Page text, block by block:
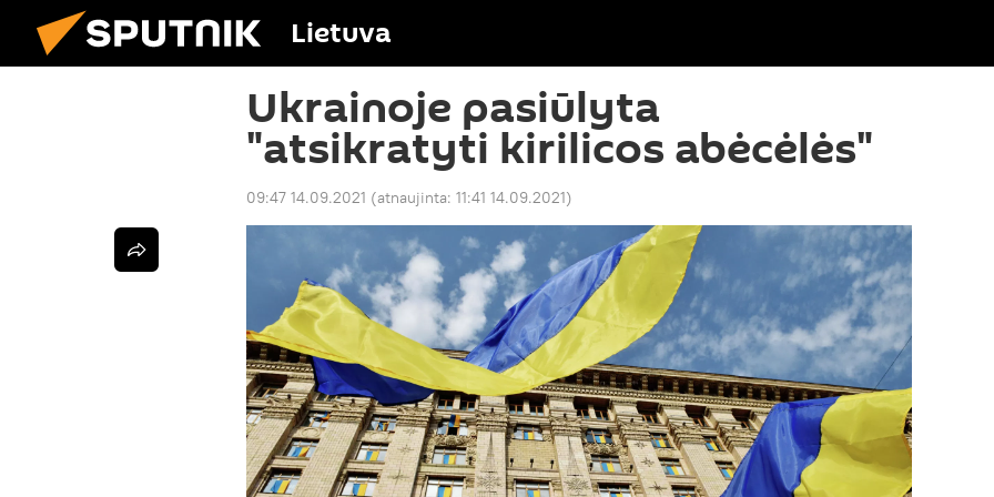
Lietuva
Ukrainoje pasiūlyta
"atsikratyti kirilicos abėcėlės"
09:47 14.09.2021 (atnaujinta: 11:41 14.09.2021)